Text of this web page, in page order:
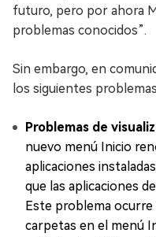
futuro, pero por ahora
problemas conocidos”.
Sin embargo, en
los siguientes
Problemas de
nuevo menú Inicio
aplicaciones
que las aplicaciones
Este problema ocurre
carpetas en el menú